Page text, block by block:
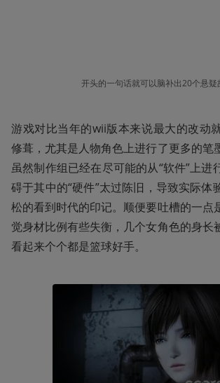
开头的一句话就可以脑补出20个悬疑
游戏对比当年的wii版本来说最大的改动
修葺，尤其是人物角色上进行了更多的笔
虽然制作组已经在尽可能的从“软件”上进
碍于其中的“硬件”太过陈旧，导致实际体
松的看到时代的印记。顺便要吐槽的一点
觉身材比例有些失衡，几个女角色的身长
看起来个个都是篮球好手。